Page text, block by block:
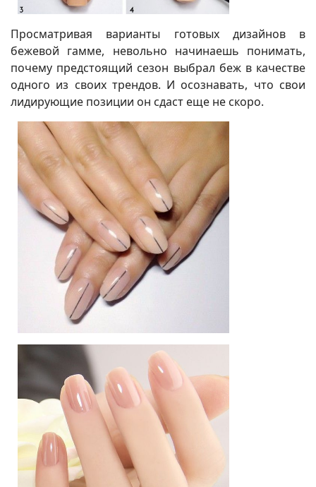
Просматривая варианты готовых дизайнов в
бежевой гамме, невольно начинаешь понимать,
почему предстоящий сезон выбрал беж в качестве
одного из своих трендов. И осознавать, что свои
лидирующие позиции он сдаст еще не скоро.